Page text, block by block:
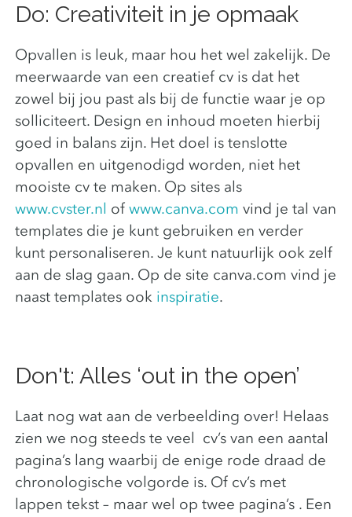
Do: Creativiteit in je opmaak
Opvallen is leuk, maar hou het wel zakelijk. De
meerwaarde van een creatief cv is dat het
zowel bij jou past als bij de functie waar je op
solliciteert. Design en inhoud moeten hierbij
goed in balans zijn. Het doel is tenslotte
opvallen en uitgenodigd worden, niet het
mooiste cv te maken. Op sites als
www.cvster.nl ofwww.canva.com vind je tal van
templates die je kunt gebruiken en verder
kunt personaliseren. Je kunt natuurlijk ook zelf
aan de slag gaan. Op de site canva.com vind je
naast templates ook inspiratie.
Don't: Alles ‘out in the open’
Laat nog wat aan de verbeelding over! Helaas
zien we nog steeds te veel cv’s van een aantal
pagina’s lang waarbij de enige rode draad de
chronologische volgorde is. Of cv’s met
lappen tekst – maar wel op twee pagina’s . Een